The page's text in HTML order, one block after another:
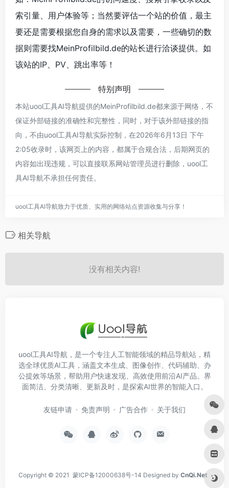
索引量、用户体验等；当然要评估一个站的价值，最主
要还是需要根据您自身的需求以及需要，一些确切的数
据则需要找MeinProfilbild.de的站长进行洽谈提供。如
该站的IP、PV、跳出率等！
特别声明
本站uool工具AI导航提供的MeinProfilbild.de都来源于网络，不
保证外部链接的准确性和完整性，同时，对于该外部链接的指
向，不由uool工具AI导航实际控制，在2026年6月13日 下午
2:05收录时，该网页上的内容，都属于合规合法，后期网页的
内容如出现违规，可以直接联系网站管理员进行删除，uool工
具AI导航不承担任何责任。
uool工具AI导航致力于优质、实用的网络站点资源收集与分享！
相关导航
没有相关内容!
uool工具AI导航，是一个专注人工智能领域的精品导航站，精
选全球优质AI工具，涵盖文本生成、图像创作、代码辅助、办
公提效等场景，帮助用户快速发现、高效使用前沿AI产品。界
面简洁、分类清晰、更新及时，是探索AI世界的智能入口。
友链申请 免责声明 广告合作 关于我们
Copyright © 2021 蒙ICP备12000638号-14 Designed by CnQi.Net